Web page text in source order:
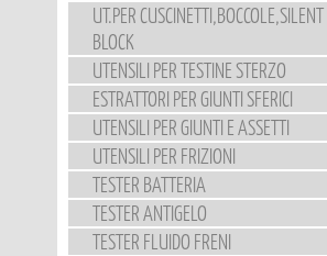
UT.PER CUSCINETTI,BOCCOLE,SILENT
BLOCK
UTENSILI PER TESTINE STERZO
ESTRATTORI PER GIUNTI SFERICI
UTENSILI PER GIUNTI E ASSETTI
UTENSILI PER FRIZIONI
TESTER BATTERIA
TESTER ANTIGELO
TESTER FLUIDO FRENI